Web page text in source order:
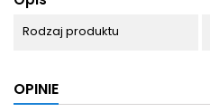
Rodzaj produktu
OPINIE